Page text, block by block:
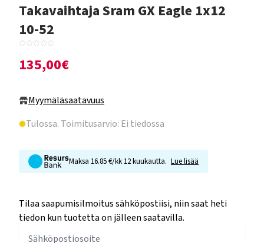
Takavaihtaja Sram GX Eagle 1x12
10-52
135,00€
Myymäläsaatavuus
Tulossa. Toimitusarvio: Ei tiedossa
Maksa 16.85 €/kk 12 kuukautta. Lue lisää
Tilaa saapumisilmoitus sähköpostiisi, niin saat heti
tiedon kun tuotetta on jälleen saatavilla.